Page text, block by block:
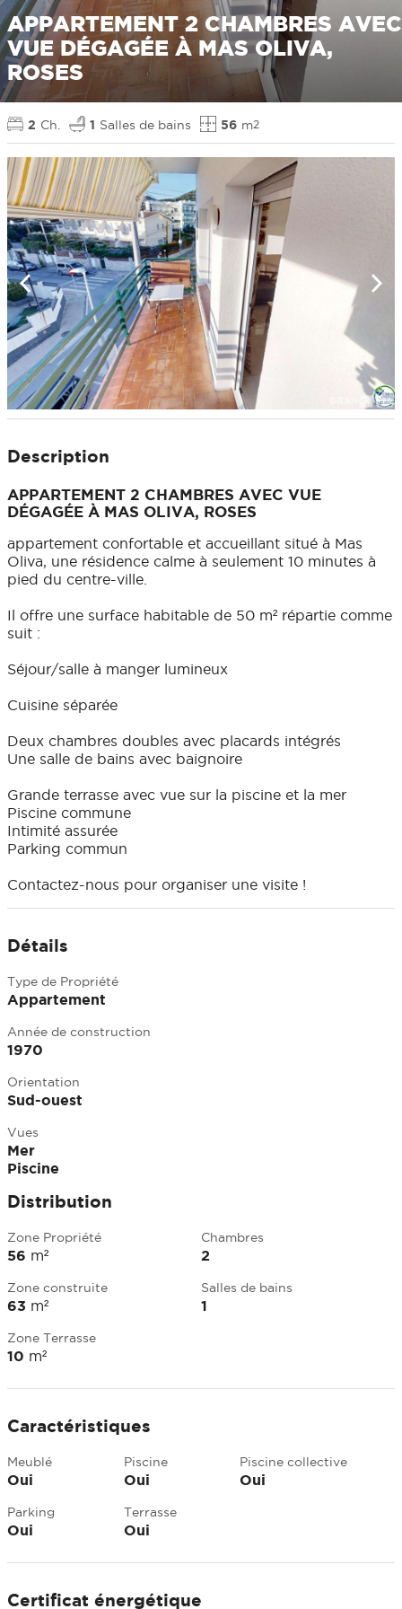
APPARTEMENT 2 CHAMBRES AVEC
VUE DÉGAGÉE À MAS OLIVA,
ROSES
2 Ch. 1 Salles de bains 56 m2
Description
APPARTEMENT 2 CHAMBRES AVEC VUE
DÉGAGÉE À MAS OLIVA, ROSES
appartement confortable et accueillant situé à Mas
Oliva, une résidence calme à seulement 10 minutes à
pied du centre-ville.
Il offre une surface habitable de 50 m² répartie comme
suit :
Séjour/salle à manger lumineux
Cuisine séparée
Deux chambres doubles avec placards intégrés
Une salle de bains avec baignoire
Grande terrasse avec vue sur la piscine et la mer
Piscine commune
Intimité assurée
Parking commun
Contactez-nous pour organiser une visite !
Détails
Type de Propriété
Appartement
Année de construction
1970
Orientation
Sud-ouest
Vues
Mer
Piscine
Distribution
Zone Propriété
56 m²
Zone construite
63 m²
Zone Terrasse
10 m²
Chambres
2
Salles de bains
1
Caractéristiques
Meublé
Oui
Piscine
Oui
Piscine collective
Oui
Parking
Oui
Terrasse
Oui
Certificat énergétique